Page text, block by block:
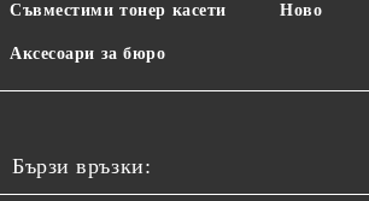
Съвместими тонер касети
Аксесоари за бюро
Ново
Бързи връзки: